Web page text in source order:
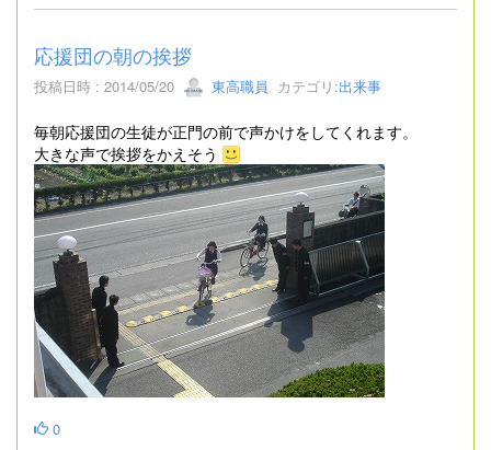
応援団の朝の挨拶
投稿日時 : 2014/05/20 東高職員 カテゴリ:出来事
毎朝応援団の生徒が正門の前で声かけをしてくれます。
大きな声で挨拶をかえそう
0